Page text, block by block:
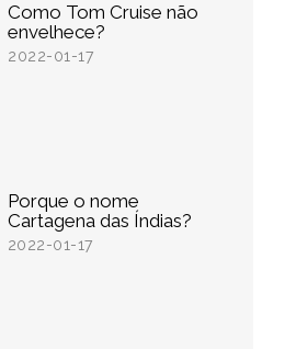
Como Tom Cruise não
envelhece?
2022-01-17
Porque o nome
Cartagena das Índias?
2022-01-17